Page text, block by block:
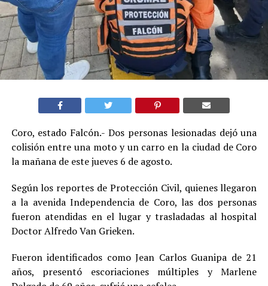
Coro, estado Falcón.- Dos personas lesionadas dejó una
colisión entre una moto y un carro en la ciudad de Coro
la mañana de este jueves 6 de agosto.
Según los reportes de Protección Civil, quienes llegaron
a la avenida Independencia de Coro, las dos personas
fueron atendidas en el lugar y trasladadas al hospital
Doctor Alfredo Van Grieken.
Fueron identificados como Jean Carlos Guanipa de 21
años, presentó escoriaciones múltiples y Marlene